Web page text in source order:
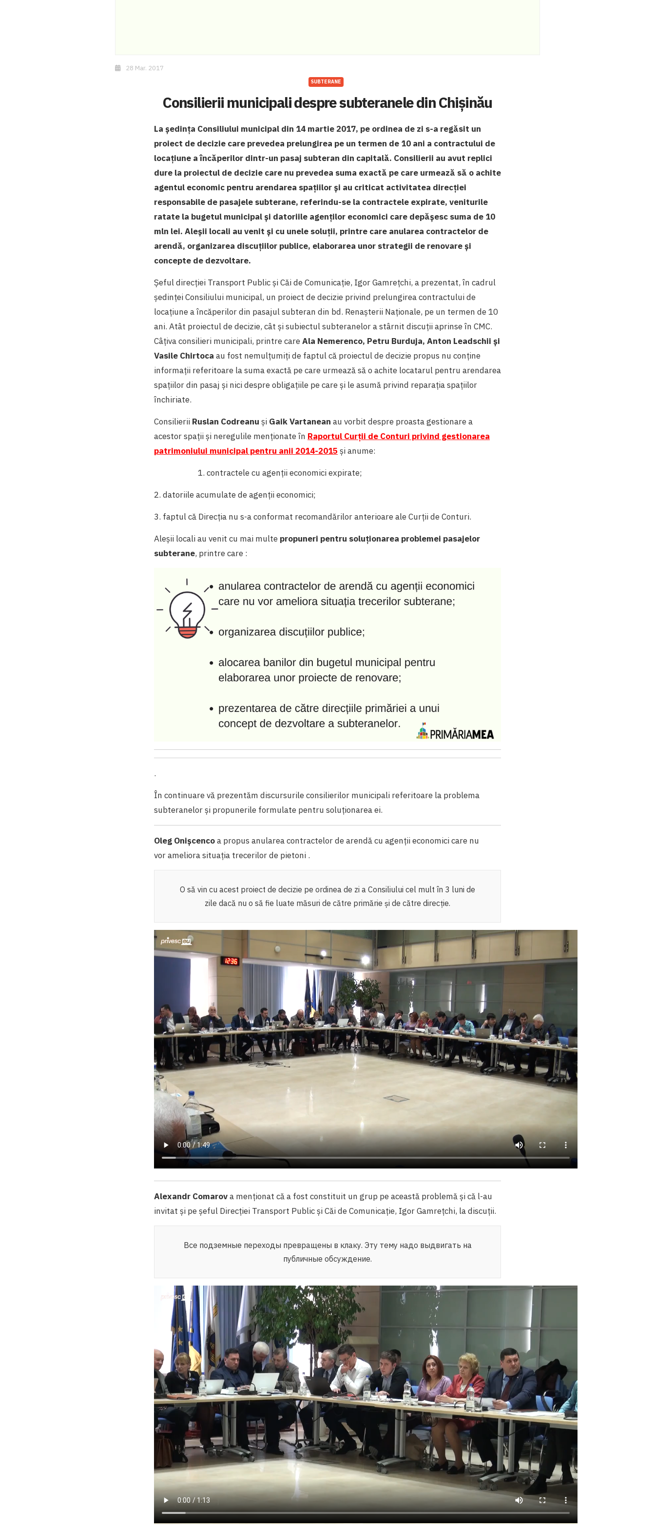
28 Mar. 2017
SUBTERANE
Consilierii municipali despre subteranele din Chișinău
La ședința Consiliului municipal din 14 martie 2017, pe ordinea de zi s-a regăsit un
proiect de decizie care prevedea prelungirea pe un termen de 10 ani a contractului de
locaţiune a încăperilor dintr-un pasaj subteran din capitală. Consilierii au avut replici
dure la proiectul de decizie care nu prevedea suma exactă pe care urmează să o achite
agentul economic pentru arendarea spațiilor și au criticat activitatea direcției
responsabile de pasajele subterane, referindu-se la contractele expirate, veniturile
ratate la bugetul municipal și datoriile agenților economici care depășesc suma de 10
mln lei. Aleșii locali au venit și cu unele soluții, printre care anularea contractelor de
arendă, organizarea discuțiilor publice, elaborarea unor strategii de renovare și
concepte de dezvoltare.
Șeful direcției Transport Public și Căi de Comunicație, Igor Gamrețchi, a prezentat, în cadrul
ședinței Consiliului municipal, un proiect de decizie privind prelungirea contractului de
locaţiune a încăperilor din pasajul subteran din bd. Renaşterii Naţionale, pe un termen de 10
ani. Atât proiectul de decizie, cât și subiectul subteranelor a stârnit discuții aprinse în CMC.
Câțiva consilieri municipali, printre careAla Nemerenco, Petru Burduja, Anton Leadschii și
Vasile Chirtoca au fost nemulțumiți de faptul că proiectul de decizie propus nu conține
informații referitoare la suma exactă pe care urmează să o achite locatarul pentru arendarea
spațiilor din pasaj și nici despre obligațiile pe care și le asumă privind reparația spațiilor
închiriate.
Consilierii Ruslan Codreanu și Gaik Vartanean au vorbit despre proasta gestionare a
acestor spații și neregulile menționate în Raportul Curții de Conturi privind gestionarea
patrimoniului municipal pentru anii 2014-2015 și anume:
1. contractele cu agenții economici expirate;
2. datoriile acumulate de agenții economici;
3. faptul că Direcția nu s-a conformat recomandărilor anterioare ale Curții de Conturi.
Aleșii locali au venit cu mai multe propuneri pentru soluționarea problemei pasajelor
subterane, printre care :
.
În continuare vă prezentăm discursurile consilierilor municipali referitoare la problema
subteranelor și propunerile formulate pentru soluționarea ei.
Oleg Onișcencoa propus anularea contractelor de arendă cu agenții economici care nu
vor ameliora situația trecerilor de pietoni .
O să vin cu acest proiect de decizie pe ordinea de zi a Consiliului cel mult în 3 luni de
zile dacă nu o să fie luate măsuri de către primărie și de către direcție.
Alexandr Comarova menționat că a fost constituit un grup pe această problemă și că l-au
invitat și pe șeful Direcției Transport Public și Căi de Comunicație, Igor Gamrețchi, la discuții.
Все подземные переходы превращены в клаку. Эту тему надо выдвигать на
публичные обсуждение.